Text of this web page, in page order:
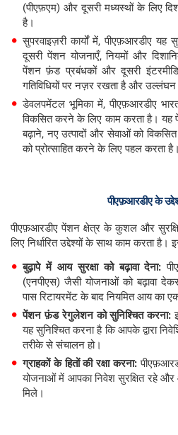
(पीएफ़एम) और दूसरी मध्यस्थों के लिए
है।
सुपरवाइज़री कार्यों में, पीएफ़आरडीए
दूसरी पेंशन योजनाएँ, नियमों और
पेंशन फ़ंड प्रबंधकों और दूसरी
गतिविधियों पर नज़र रखता है और उल्लंघन
डेवलपमेंटल भूमिका में, पीएफ़आरडीए
विकसित करने के लिए काम करता है।
बढ़ाने, नए उत्पादों और सेवाओं को
को प्रोत्साहित करने के लिए पहल करता है।
पीएफ़आरडीए के
पीएफ़आरडीए पेंशन क्षेत्र के कुशल और
लिए निर्धारित उद्देश्यों के साथ काम करता
बुढ़ापे में आय सुरक्षा को बढ़ावा देना:
(एनपीएस) जैसी योजनाओं को बढ़ावा
पास रिटायरमेंट के बाद नियमित आय का
पेंशन फ़ंड रेगुलेशन को सुनिश्चित करना:
यह सुनिश्चित करना है कि आपके द्वारा
तरीके से संचालन हो।
ग्राहकों के हितों की रक्षा करना:
योजनाओं में आपका निवेश सुरक्षित रहे और
मिले।